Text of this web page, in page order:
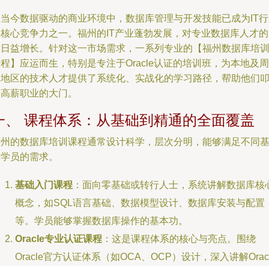
今数据驱动的商业环境中，数据库管理与开发技能已成为IT
心竞争力之一。福州的IT产业蓬勃发展，对专业数据库人才
益增长。针对这一市场需求，一系列专业的【福州数据库培训
】应运而生，特别是专注于Oracle认证的培训班，为本地及周
区的技术人才提供了系统化、实战化的学习路径，帮助他们叩
薪职业的大门。
、 课程体系：从基础到精通的全面覆盖
的数据库培训课程通常设计科学，层次分明，能够满足不同基
员的需求。
基础入门课程 ：面向零基础或转行人士，系统讲解数据库核
概念，如SQL语言基础、数据模型设计、数据库安装与配置
等。学员能够掌握数据库操作的基本功。
Oracle专业认证课程 ：这是课程体系的核心与亮点。围绕
Oracle官方认证体系（如OCA、OCP）设计，深入讲解